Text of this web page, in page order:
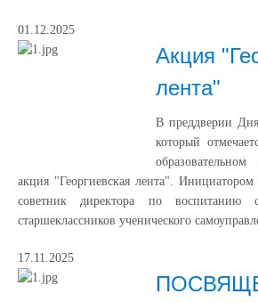
01.12.2025
Акция
лента"
В преддверии Дня
который
акция "Георгиевская лента".
советник директора по воспитанию
старшеклассников ученического
17.11.2025